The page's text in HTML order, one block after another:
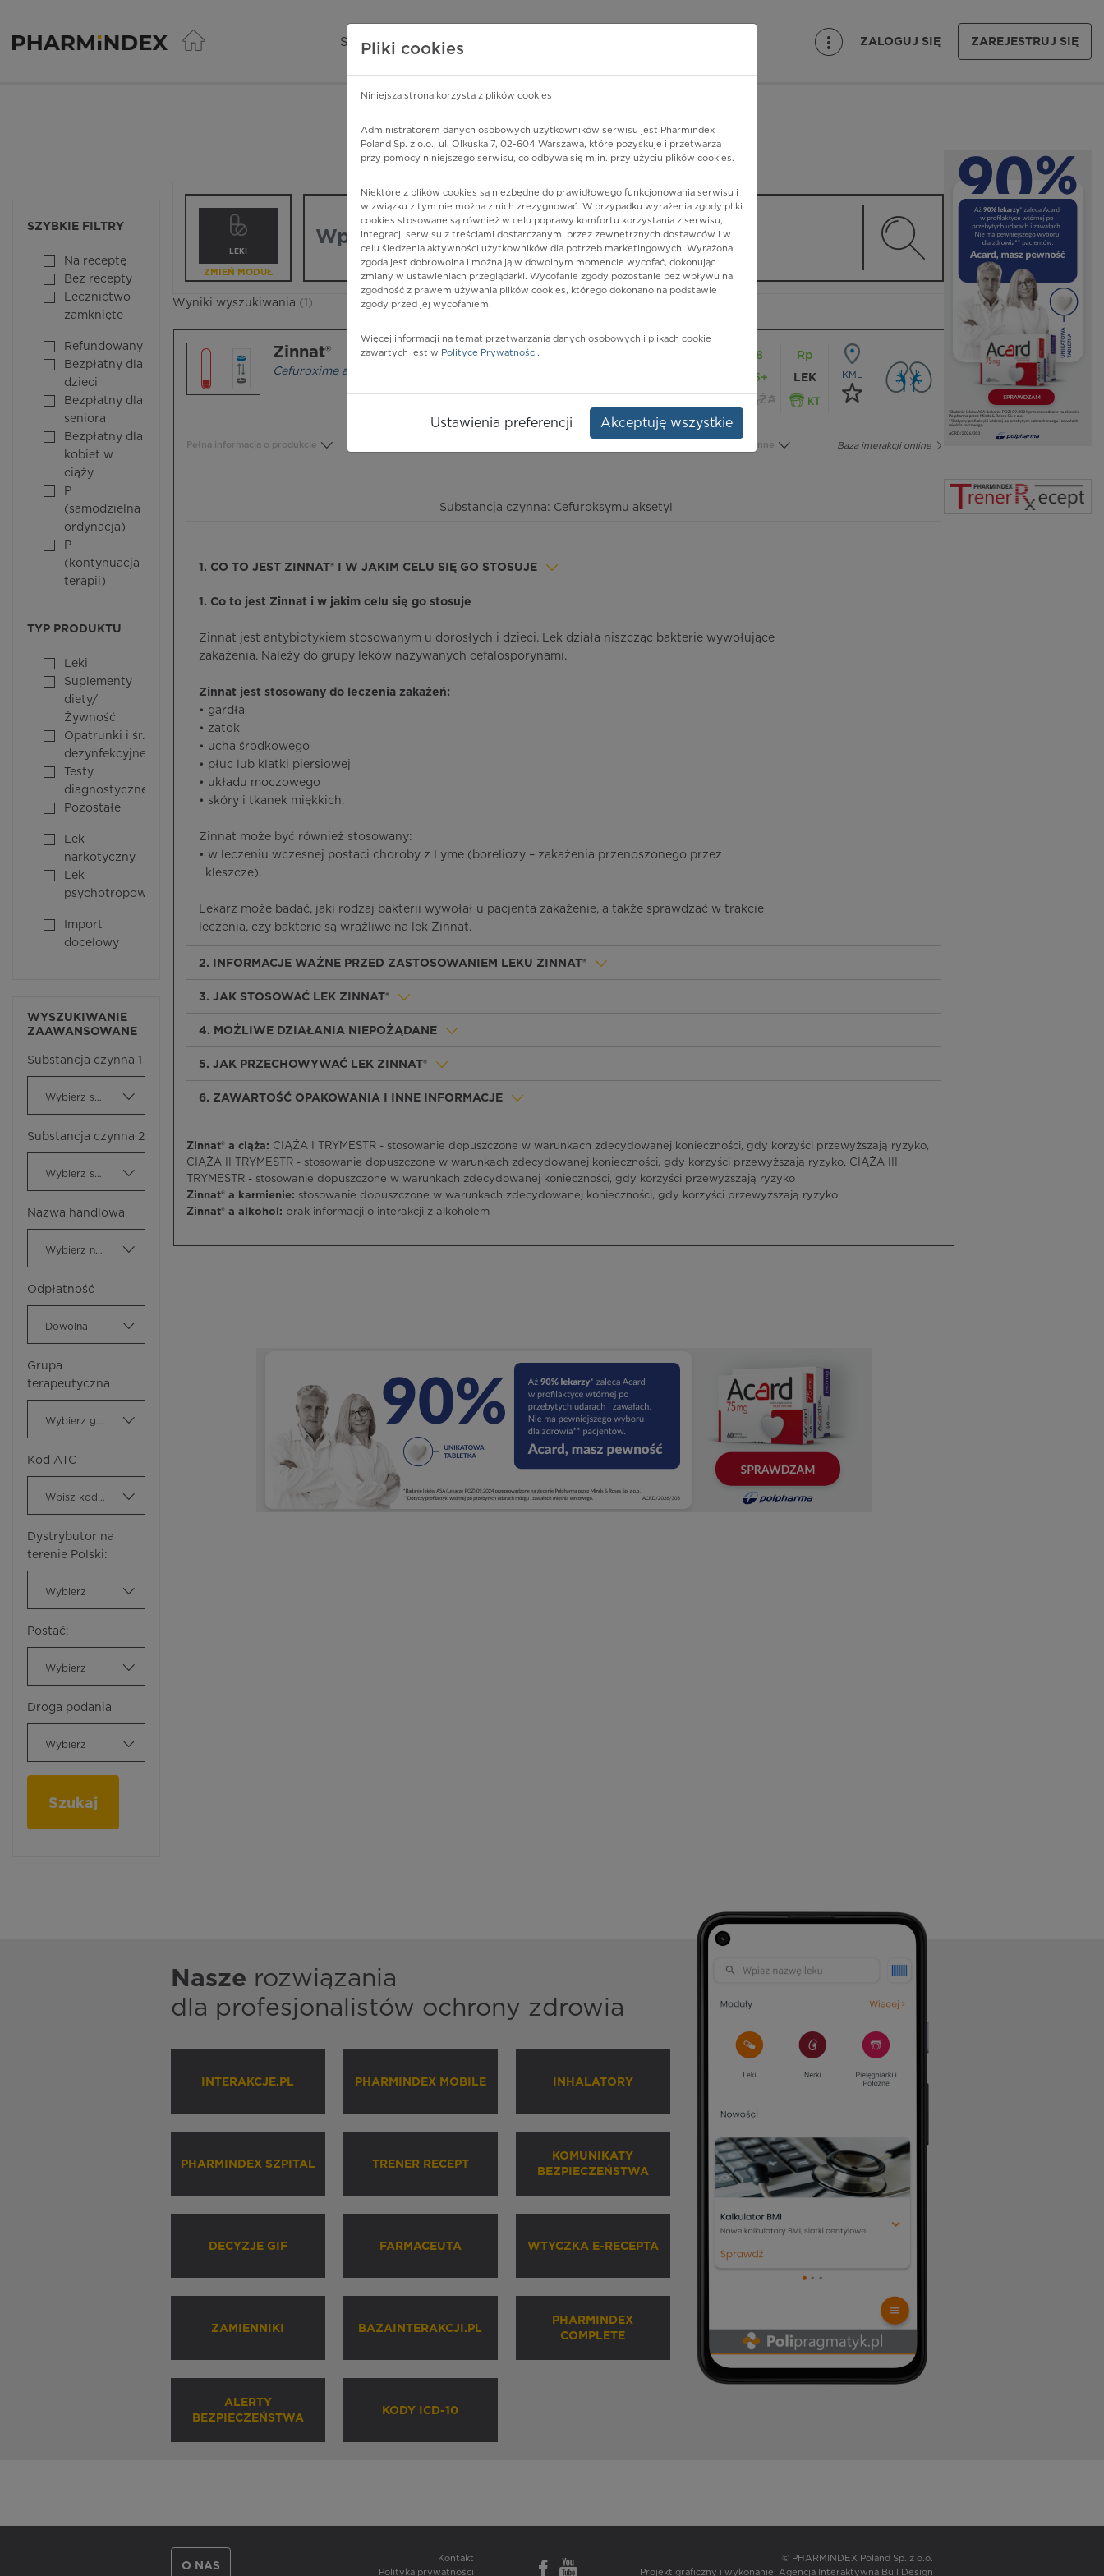
Pharmindex - lider wiedzy o lekach
SERWISY PHARMINDEX ZALOGUJ SIĘ ZAREJESTRUJ SIĘ
SZYBKIE FILTRY
Na receptę
Bez recepty
Lecznictwo
zamknięte
Refundowany
Bezpłatny dla
dzieci
Bezpłatny dla
seniora
Bezpłatny dla
kobiet w
ciąży
P
(samodzielna
ordynacja)
P
(kontynuacja
terapii)
TYP PRODUKTU
Leki
Suplementy
diety/
Żywność
Opatrunki i śr.
dezynfekcyjne
Testy
diagnostyczne
Pozostałe
Lek
narkotyczny
Lek
psychotropowy
Import
docelowy
WYSZUKIWANIE
ZAAWANSOWANE
Substancja czynna 1
Substancja czynna 2
Nazwa handlowa
Odpłatność
Dowolna
Grupa
terapeutyczna
Kod ATC
Dystrybutor na
terenie Polski:
Wybierz
Postać:
Wybierz
Droga podania
Wybierz
Szukaj
Pharmindex
lider wiedzy o lekach
LEKI
ZMIEŃ MODUŁ
Wpisz nazwę lub substancję czynną
Wyniki wyszukiwania (1)
Zinnat®
Cefuroxime axetil
Postać:granulat do sporz. zaw.
18
65+
CIĄŻA
Rp
LEK
KML
Baza interakcji online
Pełna informacja o produkcie Inne
Substancja czynna: Cefuroksymu aksetyl
1. CO TO JEST ZINNAT® I W JAKIM CELU SIĘ GO STOSUJE
1. Co to jest Zinnat i w jakim celu się go stosuje
Zinnat jest antybiotykiem stosowanym u dorosłych i dzieci. Lek działa niszcząc bakterie wywołujące
zakażenia. Należy do grupy leków nazywanych cefalosporynami.
Zinnat jest stosowany do leczenia zakażeń:
• gardła
• zatok
• ucha środkowego
• płuc lub klatki piersiowej
• układu moczowego
• skóry i tkanek miękkich.
Zinnat może być również stosowany:
• w leczeniu wczesnej postaci choroby z Lyme (boreliozy – zakażenia przenoszonego przez
kleszcze).
Lekarz może badać, jaki rodzaj bakterii wywołał u pacjenta zakażenie, a także sprawdzać w trakcie
leczenia, czy bakterie są wrażliwe na lek Zinnat.
2. INFORMACJE WAŻNE PRZED ZASTOSOWANIEM LEKU ZINNAT®
3. JAK STOSOWAĆ LEK ZINNAT®
4. MOŻLIWE DZIAŁANIA NIEPOŻĄDANE
5. JAK PRZECHOWYWAĆ LEK ZINNAT®
6. ZAWARTOŚĆ OPAKOWANIA I INNE INFORMACJE
Zinnat® a ciąża: CIĄŻA I TRYMESTR - stosowanie dopuszczone w warunkach zdecydowanej konieczności, gdy korzyści przewyższają ryzyko,
CIĄŻA II TRYMESTR - stosowanie dopuszczone w warunkach zdecydowanej konieczności, gdy korzyści przewyższają ryzyko, CIĄŻA III
TRYMESTR - stosowanie dopuszczone w warunkach zdecydowanej konieczności, gdy korzyści przewyższają ryzyko
Zinnat® a karmienie: stosowanie dopuszczone w warunkach zdecydowanej konieczności, gdy korzyści przewyższają ryzyko
Zinnat® a alkohol: brak informacji o interakcji z alkoholem
Nasze rozwiązania
dla profesjonalistów ochrony zdrowia
INTERAKCJE.PL PHARMINDEX MOBILE INHALATORY
PHARMINDEX SZPITAL TRENER RECEPT
KOMUNIKATY
BEZPIECZEŃSTWA
DECYZJE GIF FARMACEUTA WTYCZKA E-RECEPTA
ZAMIENNIKI BAZAINTERAKCJI.PL
PHARMINDEX
COMPLETE
ALERTY
BEZPIECZEŃSTWA
KODY ICD-10
O NAS
Kontakt
Polityka prywatności
© PHARMINDEX Poland Sp. z o.o.
Projekt graficzny i wykonanie: Agencja Interaktywna Bull Design
Pliki cookies
Niniejsza strona korzysta z plików cookies
Administratorem danych osobowych użytkowników serwisu jest Pharmindex
Poland Sp. z o.o., ul. Olkuska 7, 02-604 Warszawa, które pozyskuje i przetwarza
przy pomocy niniejszego serwisu, co odbywa się m.in. przy użyciu plików cookies.
Niektóre z plików cookies są niezbędne do prawidłowego funkcjonowania serwisu i
w związku z tym nie można z nich zrezygnować. W przypadku wyrażenia zgody pliki
cookies stosowane są również w celu poprawy komfortu korzystania z serwisu,
integracji serwisu z treściami dostarczanymi przez zewnętrznych dostawców i w
celu śledzenia aktywności użytkowników dla potrzeb marketingowych. Wyrażona
zgoda jest dobrowolna i można ją w dowolnym momencie wycofać, dokonując
zmiany w ustawieniach przeglądarki. Wycofanie zgody pozostanie bez wpływu na
zgodność z prawem używania plików cookies, którego dokonano na podstawie
zgody przed jej wycofaniem.
Więcej informacji na temat przetwarzania danych osobowych i plikach cookie
zawartych jest w Polityce Prywatności.
Ustawienia preferencji Akceptuję wszystkie